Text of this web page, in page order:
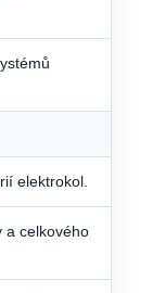
elektrokol.
a celkového